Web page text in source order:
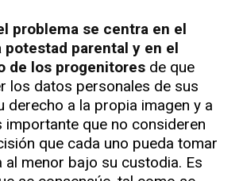
problema se centra en el
parental y en el
de los progenitores de que
los datos personales de sus
derecho a la propia imagen y a
importante que no consideren
que cada uno pueda tomar
al menor bajo su custodia. Es